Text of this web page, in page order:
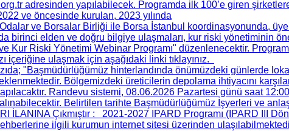
adresinden yapılabilecek. Programda ilk 100’e giren şirketlere
ve öncesinde kurulan, 2023 yılında
ve Borsalar Birliği ile Borsa İstanbul koordinasyonunda, üye
birinci elden ve doğru bilgiye ulaşmaları, kur riski yönetiminin
Riski Yönetimi Webinar Programı" düzenlenecektir.
ulaşmak için aşağıdaki linki tıklayınız.
"Başmüdürlüğümüz hinterlandında önümüzdeki günlerde
Bölgemizdeki üreticilerin depolama ihtiyacını
Randevu sistemi, 08.06.2026 Pazartesi günü saat
Belirtilen tarihte Başmüdürlüğümüz İşyerleri ve
İLANINA Çıkmıştır : 2021-2027 IPARD Programı (IPARD III
ilgili kurumun internet sitesi üzerinden